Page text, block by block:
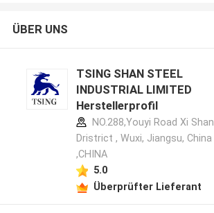
ÜBER UNS
TSING SHAN STEEL
INDUSTRIAL LIMITED
Herstellerprofil
NO.288,Youyi Road Xi Shan
Dristrict , Wuxi, Jiangsu, China
,CHINA
5.0
Überprüfter Lieferant